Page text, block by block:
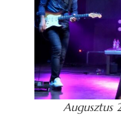
Augusztus